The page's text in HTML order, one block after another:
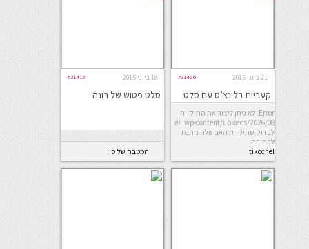
21 ביוני 2015 #31426
קעריות בלינצ’ס עם סלט
קייציError: לא ניתן ליצור את התיקייה
wp-content/uploads/2026/08. יש
לבדוק שתיקיית האב שלה ניתנת
לכתיבה.
tikochel
18 ביוני 2015 #31412
סלט פטוש של רונה
המטבח של סיון